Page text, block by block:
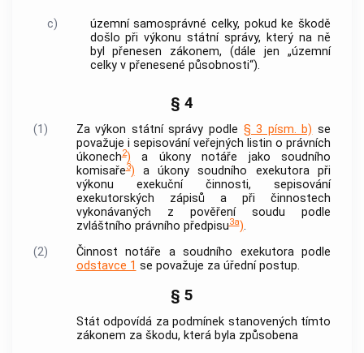
c)
územní samosprávné celky, pokud ke škodě
došlo při výkonu státní správy, který na ně
byl přenesen zákonem, (dále jen „územní
celky v přenesené působnosti“).
§ 4
(1) Za výkon státní správy podle § 3 písm. b) se
považuje i sepisování veřejných listin o právních
úkonech2) a úkony notáře jako soudního
komisaře3) a úkony soudního exekutora při
výkonu exekuční činnosti, sepisování
exekutorských zápisů a při činnostech
vykonávaných z pověření soudu podle
zvláštního právního předpisu3a).
(2)
Činnost notáře a soudního exekutora podle
odstavce 1 se považuje za úřední postup.
§ 5
Stát odpovídá za podmínek stanovených tímto
zákonem za škodu, která byla způsobena